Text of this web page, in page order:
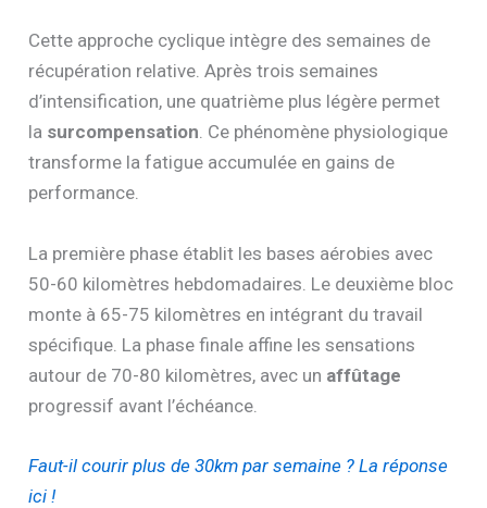
Cette approche cyclique intègre des semaines de
récupération relative. Après trois semaines
d’intensification, une quatrième plus légère permet
la surcompensation. Ce phénomène physiologique
transforme la fatigue accumulée en gains de
performance.
La première phase établit les bases aérobies avec
50-60 kilomètres hebdomadaires. Le deuxième bloc
monte à 65-75 kilomètres en intégrant du travail
spécifique. La phase finale affine les sensations
autour de 70-80 kilomètres, avec un affûtage
progressif avant l’échéance.
Faut-il courir plus de 30km par semaine ? La réponse
ici !